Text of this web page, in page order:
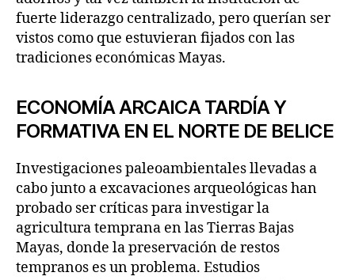
fuerte liderazgo centralizado, pero querían ser
vistos como que estuvieran fijados con las
tradiciones económicas Mayas.
ECONOMÍA ARCAICA TARDÍA Y
FORMATIVA EN EL NORTE DE BELICE
Investigaciones paleoambientales llevadas a
cabo junto a excavaciones arqueológicas han
probado ser críticas para investigar la
agricultura temprana en las Tierras Bajas
Mayas, donde la preservación de restos
tempranos es un problema. Estudios